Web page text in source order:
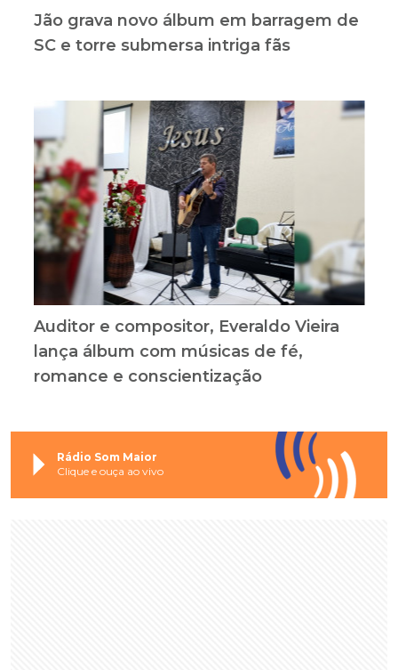
Jão grava novo álbum em barragem de
SC e torre submersa intriga fãs
Auditor e compositor, Everaldo Vieira
lança álbum com músicas de fé,
romance e conscientização
Rádio Som Maior
Clique e ouça ao vivo